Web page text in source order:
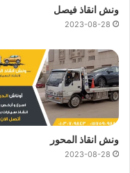
ونش انقاذ فيصل
2023-08-28
ونش انقاذ المحور
2023-08-28